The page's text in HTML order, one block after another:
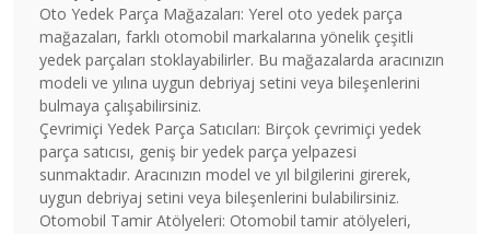
Oto Yedek Parça Mağazaları: Yerel oto yedek parça
mağazaları, farklı otomobil markalarına yönelik çeşitli
yedek parçaları stoklayabilirler. Bu mağazalarda aracınızın
modeli ve yılına uygun debriyaj setini veya bileşenlerini
bulmaya çalışabilirsiniz.
Çevrimiçi Yedek Parça Satıcıları: Birçok çevrimiçi yedek
parça satıcısı, geniş bir yedek parça yelpazesi
sunmaktadır. Aracınızın model ve yıl bilgilerini girerek,
uygun debriyaj setini veya bileşenlerini bulabilirsiniz.
Otomobil Tamir Atölyeleri: Otomobil tamir atölyeleri,